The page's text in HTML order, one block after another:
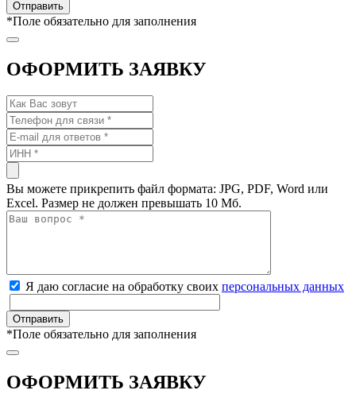
*Поле обязательно для заполнения
ОФОРМИТЬ ЗАЯВКУ
Вы можете прикрепить файл формата: JPG, PDF, Word или
Excel. Размер не должен превышать 10 Мб.
Я даю согласие на обработку своих персональных данных
*Поле обязательно для заполнения
ОФОРМИТЬ ЗАЯВКУ